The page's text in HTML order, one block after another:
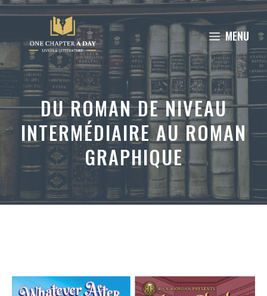
Aller
contenu
MENU
DU ROMAN DE NIVEAU
INTERMÉDIAIRE AU ROMAN
GRAPHIQUE